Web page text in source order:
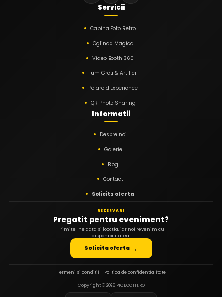
Servicii
Cabina Foto Retro
Oglinda Magica
Video Booth 360
Fum Greu & Artificii
Polaroid Experience
QR Photo Sharing
Informatii
Despre noi
Galerie
Blog
Contact
Solicita oferta
REZERVARI
Pregatit pentru eveniment?
Trimite-ne data si locatia, iar noi revenim cu
disponibilitatea.
Solicita oferta →
Termeni si conditii Politica de confidentialitate
Copyright ©2026PICBOOTH.RO